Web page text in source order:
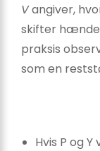
Vangiver,
skifter
praksis
som en
Hvis P og